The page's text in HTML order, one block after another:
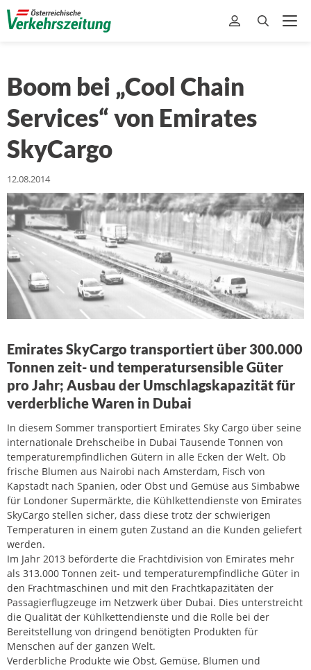
Boom bei „Cool Chain
Services“ von Emirates
SkyCargo
12.08.2014
Emirates SkyCargo transportiert über 300.000
Tonnen zeit- und temperatursensible Güter
pro Jahr; Ausbau der Umschlagskapazität für
verderbliche Waren in Dubai
In diesem Sommer transportiert Emirates Sky Cargo über seine
internationale Drehscheibe in Dubai Tausende Tonnen von
temperaturempfindlichen Gütern in alle Ecken der Welt. Ob
frische Blumen aus Nairobi nach Amsterdam, Fisch von
Kapstadt nach Spanien, oder Obst und Gemüse aus Simbabwe
für Londoner Supermärkte, die Kühlkettendienste von Emirates
SkyCargo stellen sicher, dass diese trotz der schwierigen
Temperaturen in einem guten Zustand an die Kunden geliefert
werden.
Im Jahr 2013 beförderte die Frachtdivision von Emirates mehr
als 313.000 Tonnen zeit- und temperaturempfindliche Güter in
den Frachtmaschinen und mit den Frachtkapazitäten der
Passagierflugzeuge im Netzwerk über Dubai. Dies unterstreicht
die Qualität der Kühlkettendienste und die Rolle bei der
Bereitstellung von dringend benötigten Produkten für
Menschen auf der ganzen Welt.
Verderbliche Produkte wie Obst, Gemüse, Blumen und